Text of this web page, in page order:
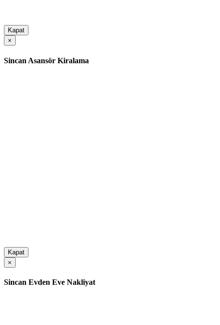
Kapat
×
Sincan Asansör Kiralama
Kapat
×
Sincan Evden Eve Nakliyat